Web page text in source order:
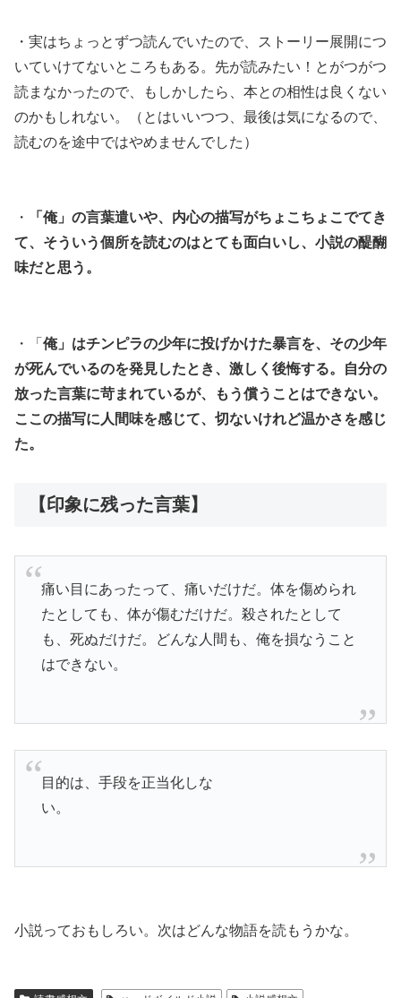
・実はちょっとずつ読んでいたので、ストーリー展開につ
いていけてないところもある。先が読みたい！とがつがつ
読まなかったので、もしかしたら、本との相性は良くない
のかもしれない。（とはいいつつ、最後は気になるので、
読むのを途中ではやめませんでした）
・
「俺」の言葉遣いや、内心の描写がちょこちょこでてき
て、そういう個所を読むのはとても面白いし、小説の醍醐
味だと思う。
・「 俺」はチンピラの少年に投げかけた暴言を、その少年
が死んでいるのを発見したとき、激しく後悔する。自分の
放った言葉に苛まれているが、もう償うことはできない。
ここの描写に人間味を感じて、切ないけれど温かさを感じ
た。
【印象に残った言葉】
痛い目にあったって、痛いだけだ。体を傷められ
たとしても、体が傷むだけだ。殺されたとして
も、死ぬだけだ。どんな人間も、俺を損なうこと
はできない。
目的は、手段を正当化しな
い。
小説っておもしろい。次はどんな物語を読もうかな。